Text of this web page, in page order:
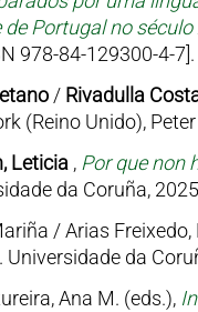
Portugal no
978-84-129300-4-7].
/ Rivadulla
(Reino Unido),
Leticia , Por que non
da Coruña,
/ Arias
da
Ana M. (eds.),